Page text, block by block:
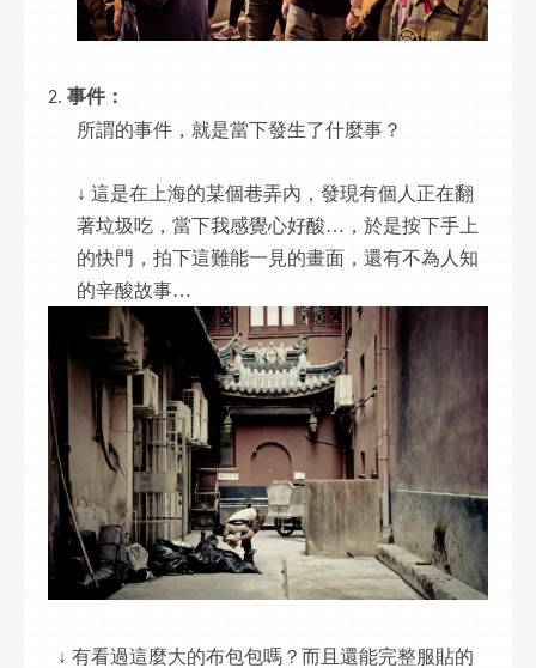
事件：
所謂的事件，就是當下發生了什麼事？
↓ 這是在上海的某個巷弄內，發現有個人正在翻
著垃圾吃，當下我感覺心好酸…，於是按下手上
的快門，拍下這難能一見的畫面，還有不為人知
的辛酸故事…
↓ 有看過這麼大的布包包嗎？而且還能完整服貼的